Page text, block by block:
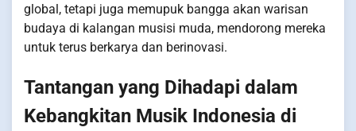
global, tetapi juga memupuk bangga akan warisan
budaya di kalangan musisi muda, mendorong mereka
untuk terus berkarya dan berinovasi.
Tantangan yang Dihadapi dalam
Kebangkitan Musik Indonesia di